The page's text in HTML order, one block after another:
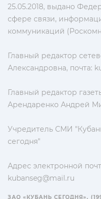
25.05.2018, выдано
сфере связи,
коммуникаций
Главный редактор
Александровна, почта:
Главный редактор
Арендаренко Андрей
Учредитель СМИ
сегодня"
Адрес электронной
kubanseg@mail.ru
ЗАО «КУБАНЬ СЕГОДНЯ».